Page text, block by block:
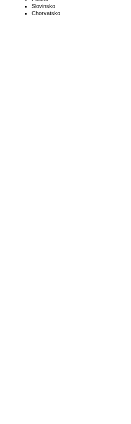
Slovinsko
Chorvatsko